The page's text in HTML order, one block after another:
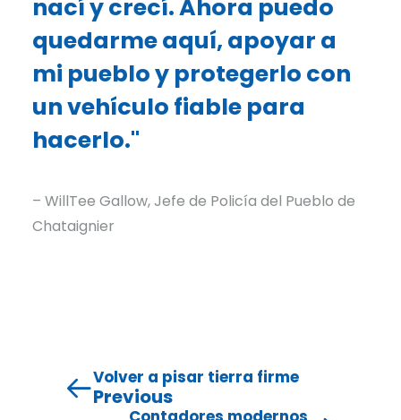
nací y crecí. Ahora puedo
quedarme aquí, apoyar a
mi pueblo y protegerlo con
un vehículo fiable para
hacerlo."
– WillTee Gallow, Jefe de Policía del Pueblo de
Chataignier
Volver a pisar tierra firme
Previous